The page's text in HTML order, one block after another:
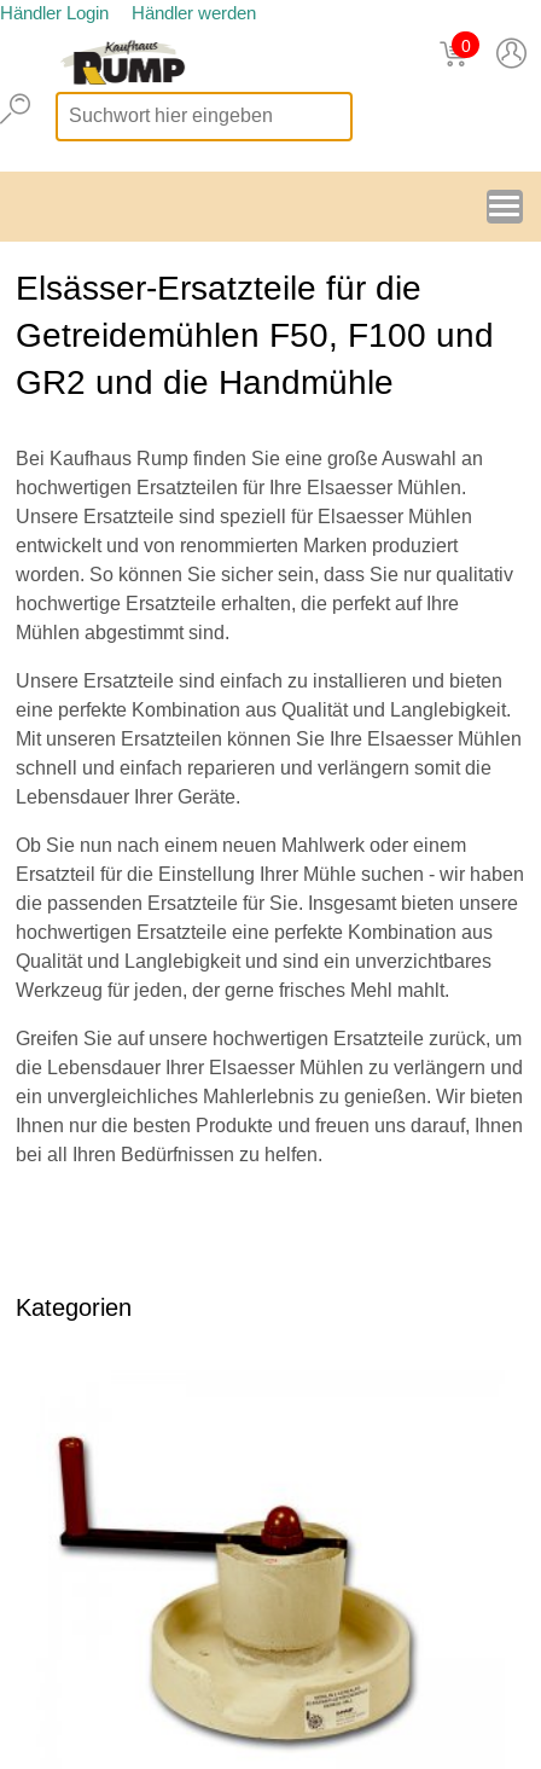
Händler Login Händler werden
0
Elsässer-Ersatzteile für die
Getreidemühlen F50, F100 und
GR2 und die Handmühle
Bei Kaufhaus Rump finden Sie eine große Auswahl an
hochwertigen Ersatzteilen für Ihre Elsaesser Mühlen.
Unsere Ersatzteile sind speziell für Elsaesser Mühlen
entwickelt und von renommierten Marken produziert
worden. So können Sie sicher sein, dass Sie nur qualitativ
hochwertige Ersatzteile erhalten, die perfekt auf Ihre
Mühlen abgestimmt sind.
Unsere Ersatzteile sind einfach zu installieren und bieten
eine perfekte Kombination aus Qualität und Langlebigkeit.
Mit unseren Ersatzteilen können Sie Ihre Elsaesser Mühlen
schnell und einfach reparieren und verlängern somit die
Lebensdauer Ihrer Geräte.
Ob Sie nun nach einem neuen Mahlwerk oder einem
Ersatzteil für die Einstellung Ihrer Mühle suchen - wir haben
die passenden Ersatzteile für Sie. Insgesamt bieten unsere
hochwertigen Ersatzteile eine perfekte Kombination aus
Qualität und Langlebigkeit und sind ein unverzichtbares
Werkzeug für jeden, der gerne frisches Mehl mahlt.
Greifen Sie auf unsere hochwertigen Ersatzteile zurück, um
die Lebensdauer Ihrer Elsaesser Mühlen zu verlängern und
ein unvergleichliches Mahlerlebnis zu genießen. Wir bieten
Ihnen nur die besten Produkte und freuen uns darauf, Ihnen
bei all Ihren Bedürfnissen zu helfen.
Kategorien